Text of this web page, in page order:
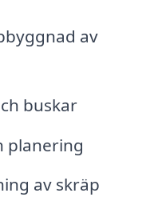
av
buskar
planering
av skräp